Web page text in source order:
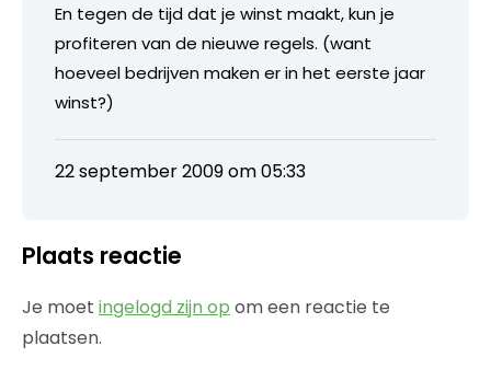
En tegen de tijd dat je winst maakt, kun je
profiteren van de nieuwe regels. (want
hoeveel bedrijven maken er in het eerste jaar
winst?)
22 september 2009 om 05:33
Plaats reactie
Je moet ingelogd zijn op om een reactie te
plaatsen.